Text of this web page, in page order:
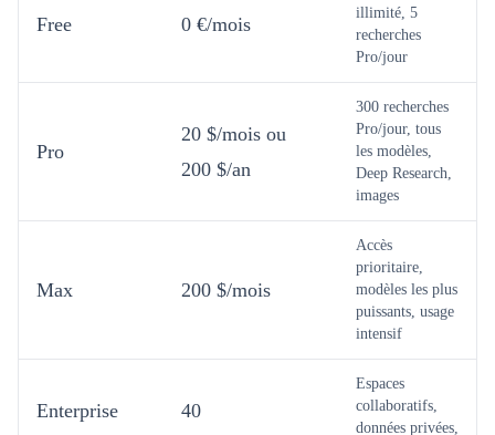
Free 0 €/mois
illimité, 5
recherches
Pro/jour
Pro
20 $/mois ou
200 $/an
300 recherches
Pro/jour, tous
les modèles,
Deep Research,
images
Max 200 $/mois
Accès
prioritaire,
modèles les plus
puissants, usage
intensif
Enterprise
40
Espaces
collaboratifs,
données privées,